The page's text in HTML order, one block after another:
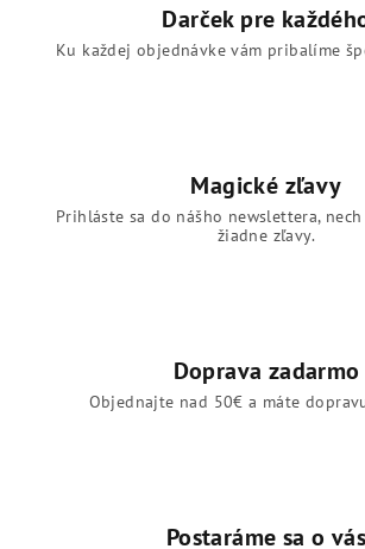
Darček pre
Ku každej objednávke vám pribalíme
Magické zľavy
Prihláste sa do nášho newslettera,
žiadne zľavy.
Doprava zadarmo
Objednajte nad 50€ a máte
Postaráme sa o vás